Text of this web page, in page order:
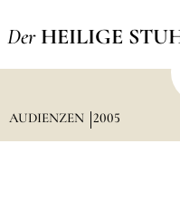
Der HEILIGE
AUDIENZEN 2005